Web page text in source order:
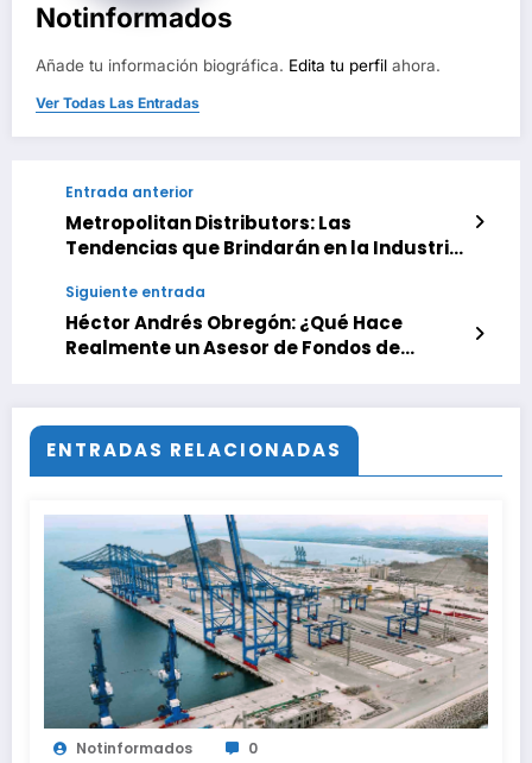
Notinformados
Añade tu información biográfica. Edita tu perfil ahora.
Ver Todas Las Entradas
Entrada anterior
Metropolitan Distributors: Las
Tendencias que Brindarán en la Industria
Siguiente entrada
Héctor Andrés Obregón: ¿Qué Hace
Realmente un Asesor de Fondos de
ENTRADAS RELACIONADAS
Notinformados 0